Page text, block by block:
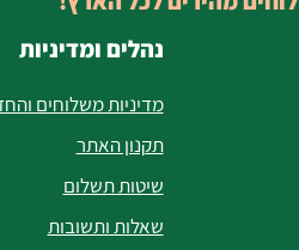
נהלים ומדיניות
מדיניות משלוחים
תקנון האתר
שיטות תשלום
שאלות ותשובות